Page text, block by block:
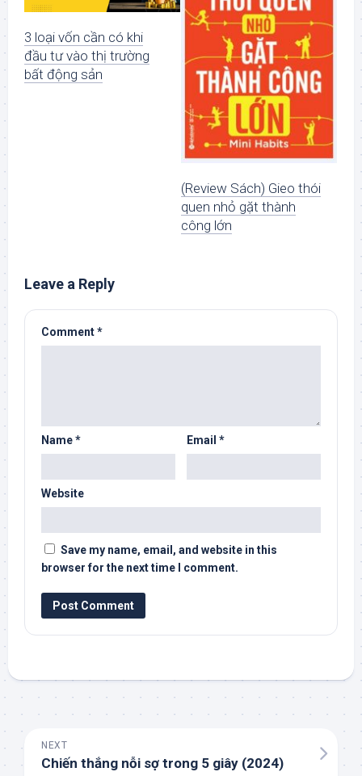
3 loại vốn cần có khi
đầu tư vào thị trường
bất động sản
(Review Sách) Gieo thói
quen nhỏ gặt thành
công lớn
Leave a Reply
Comment*
Name* Email *
Website
Save my name, email, and website in this
browser for the next time I comment.
NEXT
Chiến thắng nỗi sợ trong 5 giây (2024)